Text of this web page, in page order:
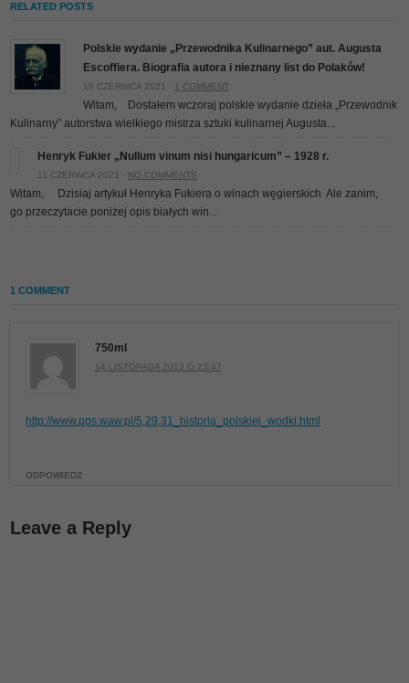
RELATED POSTS
Polskie wydanie „Przewodnika Kulinarnego” aut. Augusta
Escoffiera. Biografia autora i nieznany list do Polaków!
18 CZERWCA 2021 · 1 COMMENT
Witam, Dostałem wczoraj polskie wydanie dzieła „Przewodnik
Kulinarny” autorstwa wielkiego mistrza sztuki kulinarnej Augusta...
Henryk Fukier „Nullum vinum nisi hungaricum” – 1928 r.
11 CZERWCA 2021 · NO COMMENTS
Witam, Dzisiaj artykuł Henryka Fukiera o winach węgierskich Ale zanim,
go przeczytacie poniżej opis białych win...
1 COMMENT
750ml
14 LISTOPADA 2013 O 23:47
http://www.pps.waw.pl/5,29,31_historia_polskiej_wodki.html
ODPOWIEDZ
Leave a Reply